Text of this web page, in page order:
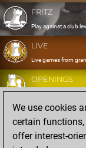
FRITZ
Play against a club
LIVE
Live games from
OPENINGS
Develop and
DATABASE
Eight million strong
We use cookies
certain
offer interest-